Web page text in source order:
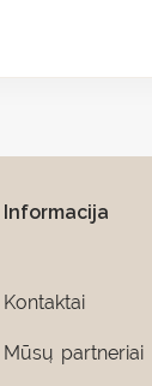
Informacija
Kontaktai
Mūsų partneriai